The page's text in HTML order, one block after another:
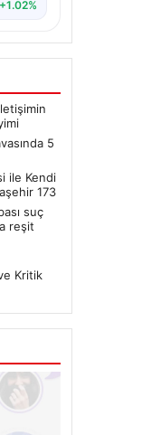
5
ile Kendi
173
suç
reşit
Kritik